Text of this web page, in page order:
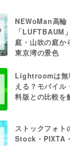
NEWoMan高輪
「LUFTBAUM
庭・山吹の庭か
東京湾の景色
Lightroomは無
える？モバイル
料版との比較を
ストックフォ
Stock・PIXTA・